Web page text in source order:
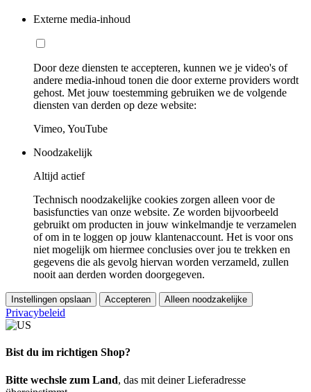
Externe media-inhoud
Door deze diensten te accepteren, kunnen we je video's of
andere media-inhoud tonen die door externe providers wordt
gehost. Met jouw toestemming gebruiken we de volgende
diensten van derden op deze website:
Vimeo, YouTube
Noodzakelijk
Altijd actief
Technisch noodzakelijke cookies zorgen alleen voor de
basisfuncties van onze website. Ze worden bijvoorbeeld
gebruikt om producten in jouw winkelmandje te verzamelen
of om in te loggen op jouw klantenaccount. Het is voor ons
niet mogelijk om hiermee conclusies over jou te trekken en
gegevens die als gevolg hiervan worden verzameld, zullen
nooit aan derden worden doorgegeven.
Instellingen opslaan Accepteren Alleen noodzakelijke
Privacybeleid
Bist du im richtigen Shop?
Bitte wechsle zum Land, das mit deiner Lieferadresse